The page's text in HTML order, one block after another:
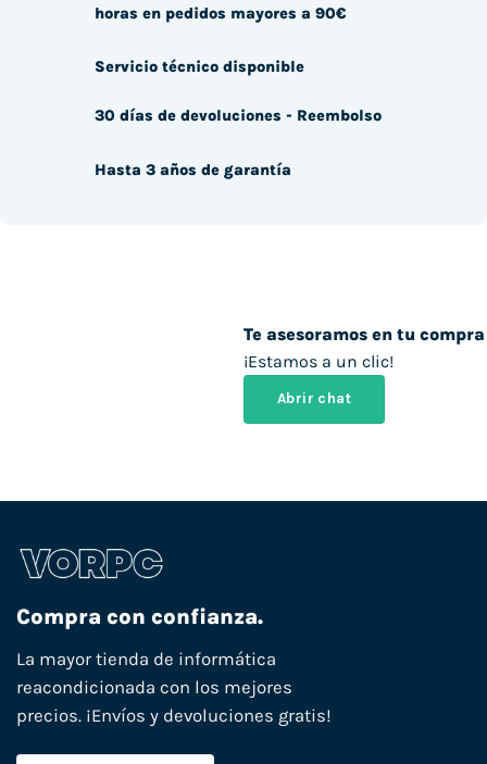
Te asesoramos en tu compra
¡Estamos a un clic!
Abrir chat
horas en pedidos mayores a 90€
Servicio técnico disponible
30 días de devoluciones - Reembolso
Hasta 3 años de garantía
Compra con confianza.
La mayor tienda de informática
reacondicionada con los mejores
precios. ¡Envíos y devoluciones gratis!